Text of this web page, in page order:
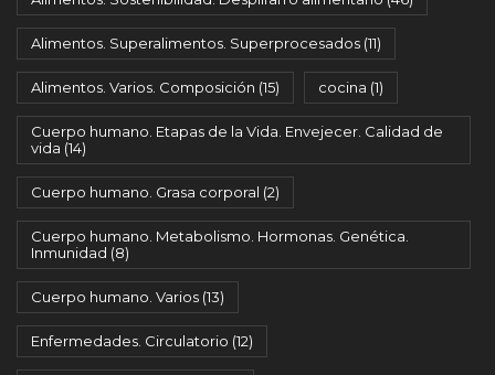
Alimentos. Superalimentos. Superprocesados (11)
Alimentos. Varios. Composición (15) cocina (1)
Cuerpo humano. Etapas de la Vida. Envejecer. Calidad de
vida (14)
Cuerpo humano. Grasa corporal (2)
Cuerpo humano. Metabolismo. Hormonas. Genética.
Inmunidad (8)
Cuerpo humano. Varios (13)
Enfermedades. Circulatorio (12)